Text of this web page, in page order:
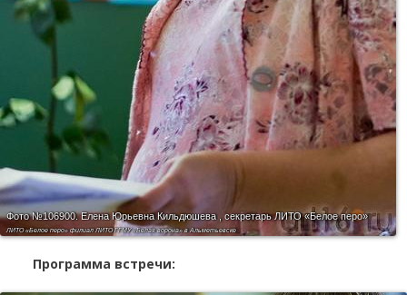
Фото №106900.Елена Юрьевна Кильдюшева , секретарь ЛИТО «Белое перо»
ЛИТО «Белое перо» филиал ЛИТО ГГМУ «Белая ворона» в Альметьевске
Программа встречи: